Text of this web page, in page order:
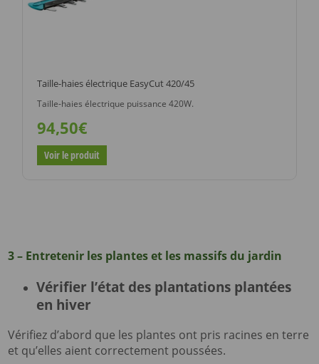
Taille-haies électrique EasyCut 420/45
Taille-haies électrique puissance 420W.
94,50€
Voir le produit
3 – Entretenir les plantes et les massifs du jardin
Vérifier l’état des plantations plantées
en hiver
Vérifiez d’abord que les plantes ont pris racines en terre
et qu’elles aient correctement poussées.